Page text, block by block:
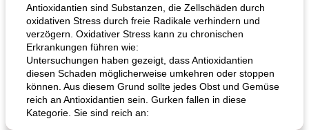
Antioxidantien sind Substanzen, die Zellschäden durch
oxidativen Stress durch freie Radikale verhindern und
verzögern. Oxidativer Stress kann zu chronischen
Erkrankungen führen wie:
Untersuchungen haben gezeigt, dass Antioxidantien
diesen Schaden möglicherweise umkehren oder stoppen
können. Aus diesem Grund sollte jedes Obst und Gemüse
reich an Antioxidantien sein. Gurken fallen in diese
Kategorie. Sie sind reich an: